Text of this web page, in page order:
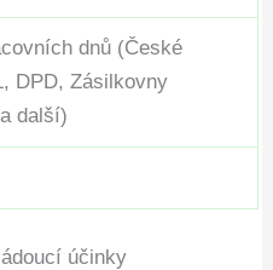
dnů (České
DPD, Zásilkovny
další)
účinky